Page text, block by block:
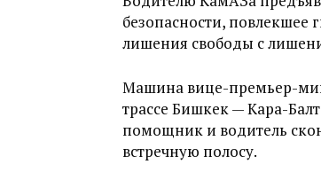
безопасности, повлекшее
лишения свободы с
Машина вице-премьер-
трассе Бишкек — Кара-
помощник и водитель
встречную полосу.